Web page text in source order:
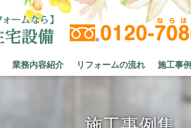
業務内容紹介 リフォームの流れ 施工事例